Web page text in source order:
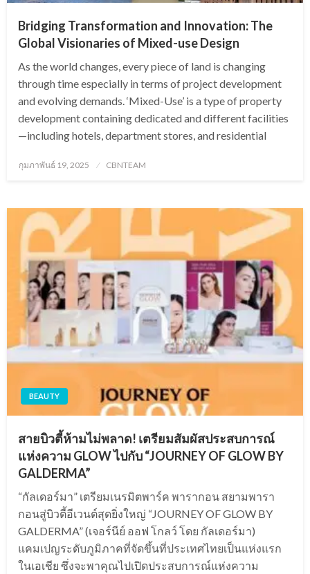
Bridging Transformation and Innovation: The
Global Visionaries of Mixed-use Design
As the world changes, every piece of land is changing
through time especially in terms of project development
and evolving demands. ‘Mixed-Use’ is a type of property
development containing dedicated and different facilities
—including hotels, department stores, and residential
Posted
กุมภาพันธ์ 19, 2025 CBNTEAM
BEAUTY
สายบิวตี้ห้ามไม่พลาด! เตรียมสัมผัสประสบการณ์
แห่งความ GLOW ไปกับ “JOURNEY OF GLOW BY
GALDERMA”
“กัลเดอร์มา” เตรียมเนรมิตพาร์ค พารากอน สยามพารา
กอนสู่บิวตี้อีเวนต์สุดยิ่งใหญ่ “JOURNEY OF GLOW BY
GALDERMA” (เจอร์นีย์ ออฟ โกลว์ โดย กัลเดอร์มา)
แคมเปญระดับภูมิภาคที่จัดขึ้นที่ประเทศไทยเป็นแห่งแรก
ในเอเชีย ซึ่งจะพาคุณไปเปิดประสบการณ์แห่งความ